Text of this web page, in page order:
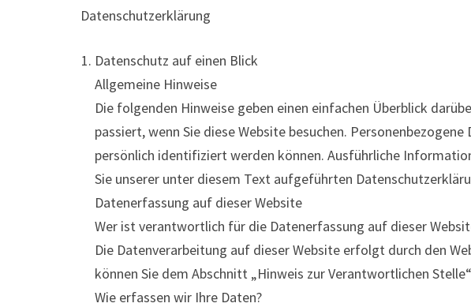
Datenschutzerklärung
Datenschutz auf einen Blick
Allgemeine Hinweise
Die folgenden Hinweise geben einen einfachen Überblick
passiert, wenn Sie diese Website besuchen.
persönlich identifiziert werden können. Ausführliche
Sie unserer unter diesem Text aufgeführten
Datenerfassung auf dieser Website
Wer ist verantwortlich für die Datenerfassung auf dieser
Die Datenverarbeitung auf dieser Website erfolgt durch den
können Sie dem Abschnitt „Hinweis zur Verantwortlichen
Wie erfassen wir Ihre Daten?